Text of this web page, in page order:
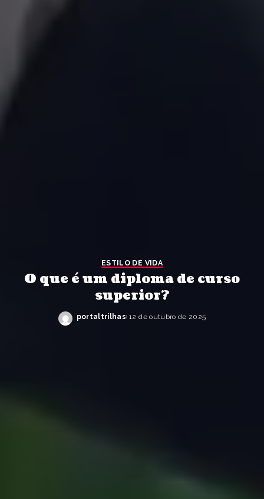
ESTILO DE VIDA
O que é um diploma de curso
superior?
Posted
portaltrilhas 12 de outubro de 2025